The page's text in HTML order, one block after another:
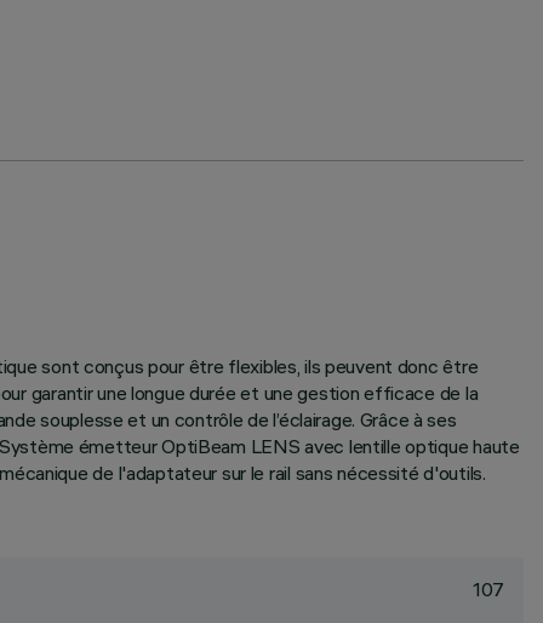
sont conçus pour être flexibles, ils peuvent donc être
garantir une longue durée et une gestion efficace de la
souplesse et un contrôle de l’éclairage. Grâce à ses
émetteur OptiBeam LENS avec lentille optique haute
de l'adaptateur sur le rail sans nécessité d'outils.
107